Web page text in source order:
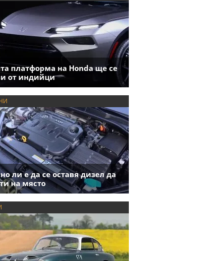
платформа на Honda ще се
от индийци
ли е да се оставя дизел да
на място